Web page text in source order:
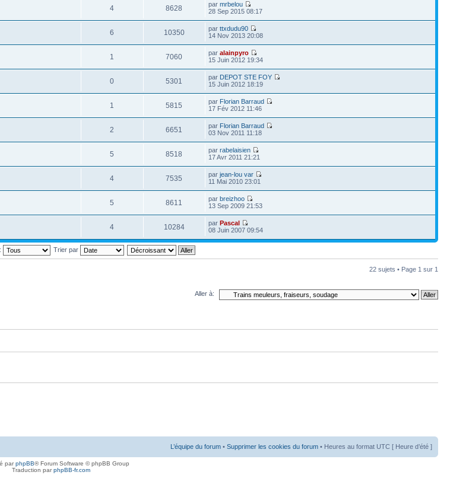
4 8628 parmrbelou
28 Sep 2015 08:17
6 10350 parttxdudu90
14 Nov 2013 20:08
1 7060 paralainpyro
15 Juin 2012 19:34
0 5301 par DEPOT STE FOY
15 Juin 2012 18:19
1 5815 par Florian Barraud
17 Fév 2012 11:46
2 6651 par Florian Barraud
03 Nov 2011 11:18
5 8518 parrabelaisien
17 Avr 2011 21:21
4 7535 parjean-lou var
11 Mai 2010 23:01
5 8611 parbreizhoo
13 Sep 2009 21:53
4 10284 parPascal
08 Juin 2007 09:54
Trier par
22 sujets • Page 1 sur 1
Aller à:
laquelle j'ai posté
L’équipe du forum • Supprimer les cookies du forum • Heures au format UTC [ Heure d’été ]
parphpBB® Forum Software © phpBB Group
Traduction parphpBB-fr.com